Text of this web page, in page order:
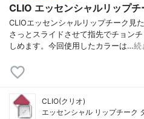
CLIO エッセンシャルリップチ
CLIOエッセンシャルリップチーク見
さっとスライドさせて指先でチョン
しめます。今回使用したカラーは…続
CLIO(クリオ)
エッセンシャル リップチーク